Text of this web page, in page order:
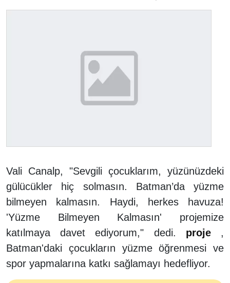
Vali Canalp, "Sevgili çocuklarım, yüzünüzdeki
gülücükler hiç solmasın. Batman’da yüzme
bilmeyen kalmasın. Haydi, herkes havuza!
'Yüzme Bilmeyen Kalmasın' projemize
katılmaya davet ediyorum," dedi. proje,
Batman'daki çocukların yüzme öğrenmesi ve
spor yapmalarına katkı sağlamayı hedefliyor.